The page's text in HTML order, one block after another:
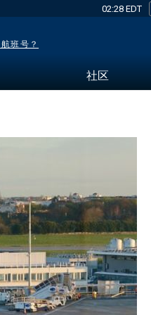
02:28 EDT
班号？
社区